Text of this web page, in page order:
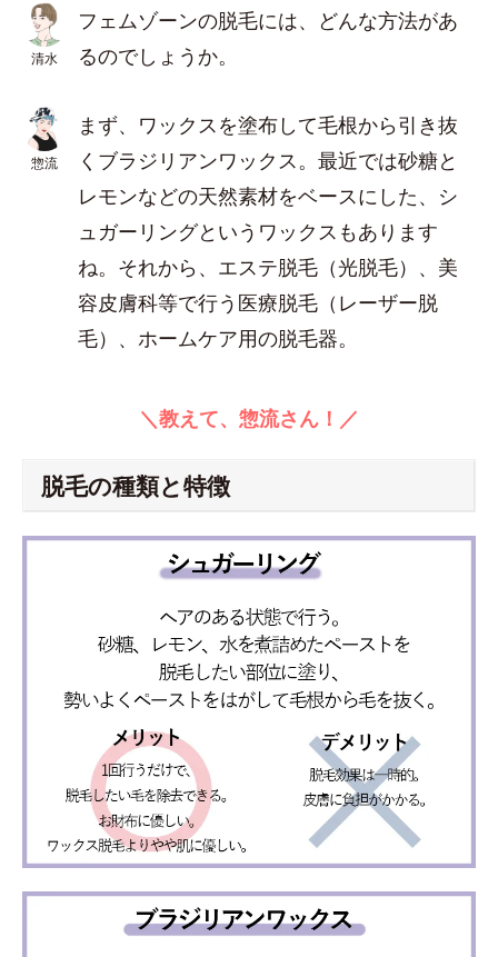
清水
フェムゾーンの脱毛には、どんな方法があ
るのでしょうか。
惣流
まず、ワックスを塗布して毛根から引き抜
くブラジリアンワックス。最近では砂糖と
レモンなどの天然素材をベースにした、シ
ュガーリングというワックスもあります
ね。それから、エステ脱毛（光脱毛）、美
容皮膚科等で行う医療脱毛（レーザー脱
毛）、ホームケア用の脱毛器。
＼教えて、惣流さん！／
脱毛の種類と特徴